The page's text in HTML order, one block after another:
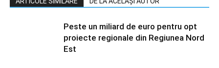
Peste un miliard de euro pentru opt
proiecte regionale din Regiunea Nord
Est